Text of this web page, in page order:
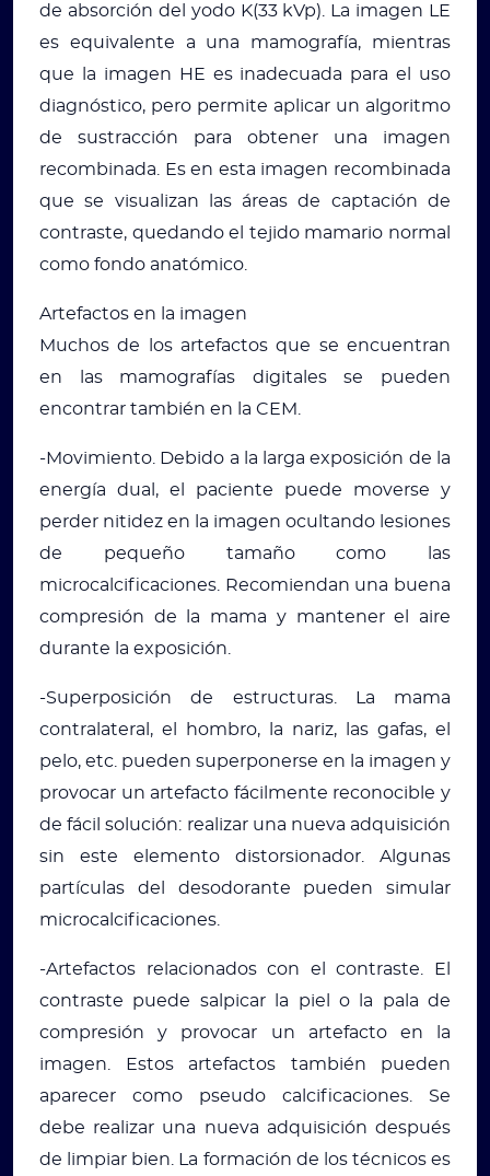
de absorción del yodo K(33 kVp). La imagen LE
es equivalente a una mamografía, mientras
que la imagen HE es inadecuada para el uso
diagnóstico, pero permite aplicar un algoritmo
de sustracción para obtener una imagen
recombinada. Es en esta imagen recombinada
que se visualizan las áreas de captación de
contraste, quedando el tejido mamario normal
como fondo anatómico.
Artefactos en la imagen
Muchos de los artefactos que se encuentran
en las mamografías digitales se pueden
encontrar también en la CEM.
-Movimiento. Debido a la larga exposición de la
energía dual, el paciente puede moverse y
perder nitidez en la imagen ocultando lesiones
de pequeño tamaño como las
microcalcificaciones. Recomiendan una buena
compresión de la mama y mantener el aire
durante la exposición.
-Superposición de estructuras. La mama
contralateral, el hombro, la nariz, las gafas, el
pelo, etc. pueden superponerse en la imagen y
provocar un artefacto fácilmente reconocible y
de fácil solución: realizar una nueva adquisición
sin este elemento distorsionador. Algunas
partículas del desodorante pueden simular
microcalcificaciones.
-Artefactos relacionados con el contraste. El
contraste puede salpicar la piel o la pala de
compresión y provocar un artefacto en la
imagen. Estos artefactos también pueden
aparecer como pseudo calcificaciones. Se
debe realizar una nueva adquisición después
de limpiar bien. La formación de los técnicos es